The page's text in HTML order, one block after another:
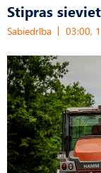
Stipras
Sabiedrība 03:00,